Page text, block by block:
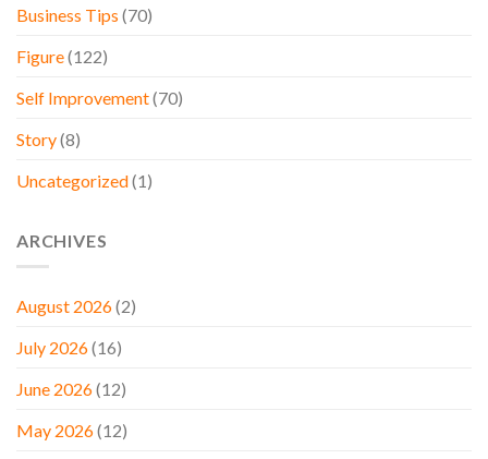
Business Tips (70)
Figure(122)
Self Improvement(70)
Story(8)
Uncategorized(1)
ARCHIVES
August 2026(2)
July 2026(16)
June 2026(12)
May 2026(12)